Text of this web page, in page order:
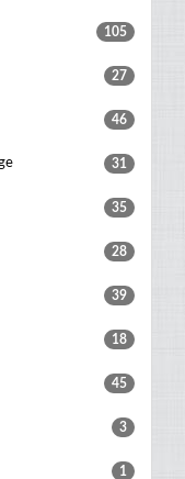
105
27
46
31
35
28
39
18
45
3
1